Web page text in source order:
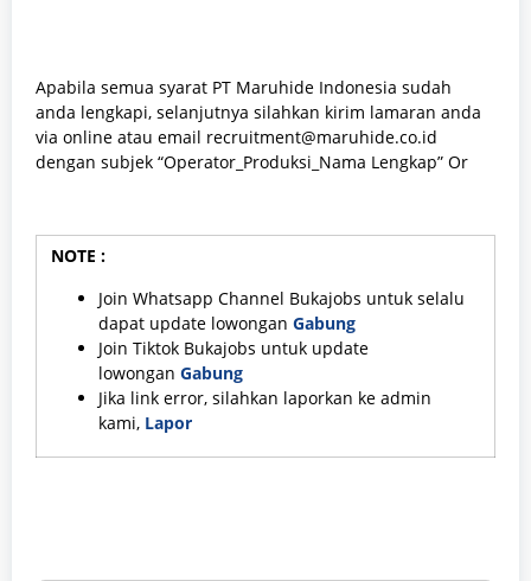
Apabila semua syarat PT Maruhide Indonesia sudah
anda lengkapi, selanjutnya silahkan kirim lamaran anda
via online atau email recruitment@maruhide.co.id
dengan subjek “Operator_Produksi_Nama Lengkap” Or
NOTE :
Join Whatsapp Channel Bukajobs untuk selalu
dapat update lowongan Gabung
Join Tiktok Bukajobs untuk update
lowongan Gabung
Jika link error, silahkan laporkan ke admin
kami, Lapor